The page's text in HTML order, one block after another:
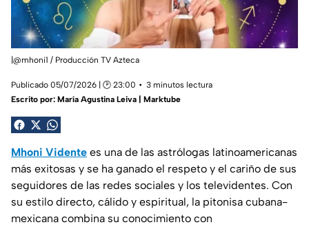
|@mhoni1 / Producción TV Azteca
Publicado 05/07/2026 | 🕑 23:00
3 minutos lectura
Escrito por: María Agustina Leiva | Marktube
Mhoni Vidente es una de las astrólogas latinoamericanas
más exitosas y se ha ganado el respeto y el cariño de sus
seguidores de las redes sociales y los televidentes. Con
su estilo directo, cálido y espiritual, la pitonisa cubana-
mexicana combina su conocimiento con